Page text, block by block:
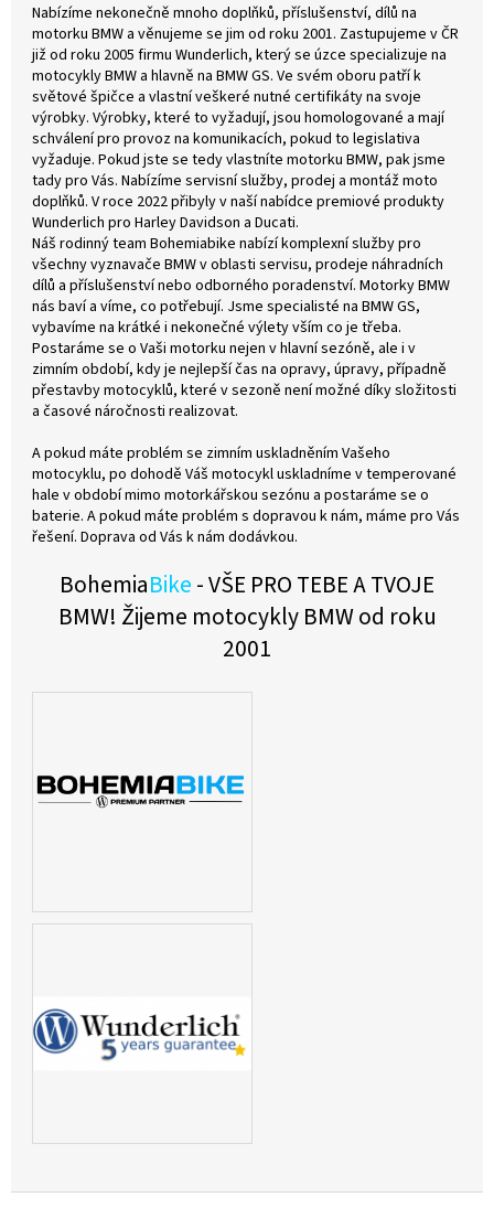
Nabízíme nekonečně mnoho doplňků, příslušenství, dílů na
motorku BMW a věnujeme se jim od roku 2001. Zastupujeme v ČR
již od roku 2005 firmu Wunderlich, který se úzce specializuje na
motocykly BMW a hlavně na BMW GS. Ve svém oboru patří k
světové špičce a vlastní veškeré nutné certifikáty na svoje
výrobky. Výrobky, které to vyžadují, jsou homologované a mají
schválení pro provoz na komunikacích, pokud to legislativa
vyžaduje. Pokud jste se tedy vlastníte motorku BMW, pak jsme
tady pro Vás. Nabízíme servisní služby, prodej a montáž moto
doplňků. V roce 2022 přibyly v naší nabídce premiové produkty
Wunderlich pro Harley Davidson a Ducati.
Náš rodinný team Bohemiabike nabízí komplexní služby pro
všechny vyznavače BMW v oblasti servisu, prodeje náhradních
dílů a příslušenství nebo odborného poradenství. Motorky BMW
nás baví a víme, co potřebují. Jsme specialisté na BMW GS,
vybavíme na krátké i nekonečné výlety vším co je třeba.
Postaráme se o Vaši motorku nejen v hlavní sezóně, ale i v
zimním období, kdy je nejlepší čas na opravy, úpravy, případně
přestavby motocyklů, které v sezoně není možné díky složitosti
a časové náročnosti realizovat.
A pokud máte problém se zimním uskladněním Vašeho
motocyklu, po dohodě Váš motocykl uskladníme v temperované
hale v období mimo motorkářskou sezónu a postaráme se o
baterie. A pokud máte problém s dopravou k nám, máme pro Vás
řešení. Doprava od Vás k nám dodávkou.
BohemiaBike- VŠE PRO TEBE A TVOJE
BMW! Žijeme motocykly BMW od roku
2001